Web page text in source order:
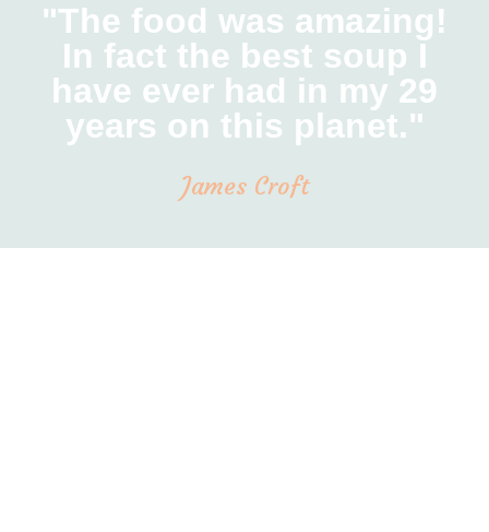
"The food was amazing!
In fact the best soup I
have ever had in my 29
years on this planet."
James Croft